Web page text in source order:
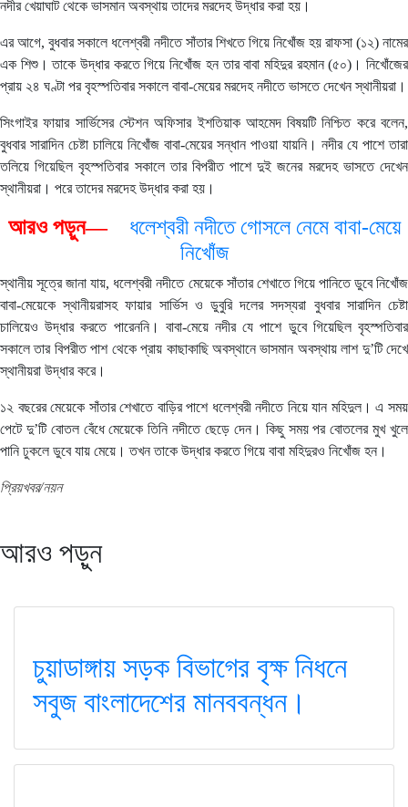
নদীর খেয়াঘাট থেকে ভাসমান অবস্থায় তাদের মরদেহ উদ্ধার করা হয়।
এর আগে, বুধবার সকালে ধলেশ্বরী নদীতে সাঁতার শিখতে গিয়ে নিখোঁজ হয় রাফসা (১২) নামের
এক শিশু। তাকে উদ্ধার করতে গিয়ে নিখোঁজ হন তার বাবা মহিদুর রহমান (৫০)। নিখোঁজের
প্রায় ২৪ ঘণ্টা পর বৃহস্পতিবার সকালে বাবা-মেয়ের মরদেহ নদীতে ভাসতে দেখেন স্থানীয়রা।
সিংগাইর ফায়ার সার্ভিসের স্টেশন অফিসার ইশতিয়াক আহমেদ বিষয়টি নিশ্চিত করে বলেন,
বুধবার সারাদিন চেষ্টা চালিয়ে নিখোঁজ বাবা-মেয়ের সন্ধান পাওয়া যায়নি। নদীর যে পাশে তারা
তলিয়ে গিয়েছিল বৃহস্পতিবার সকালে তার বিপরীত পাশে দুই জনের মরদেহ ভাসতে দেখেন
স্থানীয়রা। পরে তাদের মরদেহ উদ্ধার করা হয়।
আরও পড়ুন— ধলেশ্বরী নদীতে গোসলে নেমে বাবা-মেয়ে
নিখোঁজ
স্থানীয় সূত্রে জানা যায়, ধলেশ্বরী নদীতে মেয়েকে সাঁতার শেখাতে গিয়ে পানিতে ডুবে নিখোঁজ
বাবা-মেয়েকে স্থানীয়রাসহ ফায়ার সার্ভিস ও ডুবুরি দলের সদস্যরা বুধবার সারাদিন চেষ্টা
চালিয়েও উদ্ধার করতে পারেননি। বাবা-মেয়ে নদীর যে পাশে ডুবে গিয়েছিল বৃহস্পতিবার
সকালে তার বিপরীত পাশ থেকে প্রায় কাছাকাছি অবস্থানে ভাসমান অবস্থায় লাশ দু’টি দেখে
স্থানীয়রা উদ্ধার করে।
১২ বছরের মেয়েকে সাঁতার শেখাতে বাড়ির পাশে ধলেশ্বরী নদীতে নিয়ে যান মহিদুল। এ সময়
পেটে দু’টি বোতল বেঁধে মেয়েকে তিনি নদীতে ছেড়ে দেন। কিছু সময় পর বোতলের মুখ খুলে
পানি ঢুকলে ডুবে যায় মেয়ে। তখন তাকে উদ্ধার করতে গিয়ে বাবা মহিদুরও নিখোঁজ হন।
প্রিয়খবর/নয়ন
আরও পড়ুন
চুয়াডাঙ্গায় সড়ক বিভাগের বৃক্ষ নিধনে
সবুজ বাংলাদেশের মানববন্ধন।